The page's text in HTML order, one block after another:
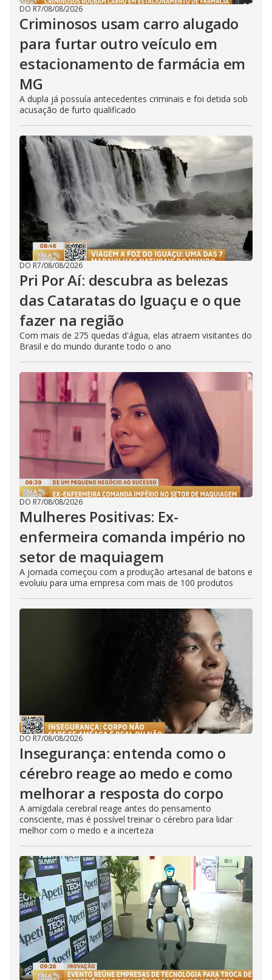
DO R7/08/08/2026
Criminosos usam carro alugado
para furtar outro veículo em
estacionamento de farmácia em
MG
A dupla já possuía antecedentes criminais e foi detida sob
acusação de furto qualificado
DO R7/08/08/2026
Pri Por Aí: descubra as belezas
das Cataratas do Iguaçu e o que
fazer na região
Com mais de 275 quedas d'água, elas atraem visitantes do
Brasil e do mundo durante todo o ano
DO R7/08/08/2026
Mulheres Positivas: Ex-
enfermeira comanda império no
setor de maquiagem
A jornada começou com a produção artesanal de batons e
evoluiu para uma empresa com mais de 100 produtos
DO R7/08/08/2026
Insegurança: entenda como o
cérebro reage ao medo e como
melhorar a resposta do corpo
A amígdala cerebral reage antes do pensamento
consciente, mas é possível treinar o cérebro para lidar
melhor com o medo e a incerteza